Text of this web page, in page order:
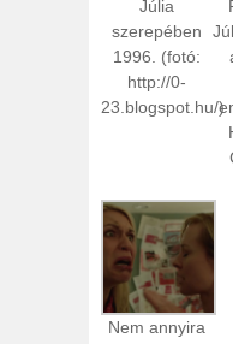
Júlia
szerepében
1996. (fotó:
http://0-
23.blogspot.hu/)
Nem annyira